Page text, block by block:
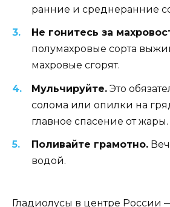
ранние и среднеранние
Не гонитесь за
полумахровые сорта
махровые сгорят.
Мульчируйте. Это
солома или опилки на
главное спасение от жары.
Поливайте грамотно.
водой.
Гладиолусы в центре России